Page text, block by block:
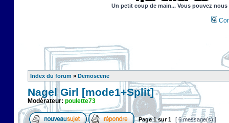
Un petit coup de main... Vous pouvez
Index du forum » Demoscene
Nagel Girl [mode1+Split]
Modérateur: poulette73
Page1sur1 [ 6 message(s) ]